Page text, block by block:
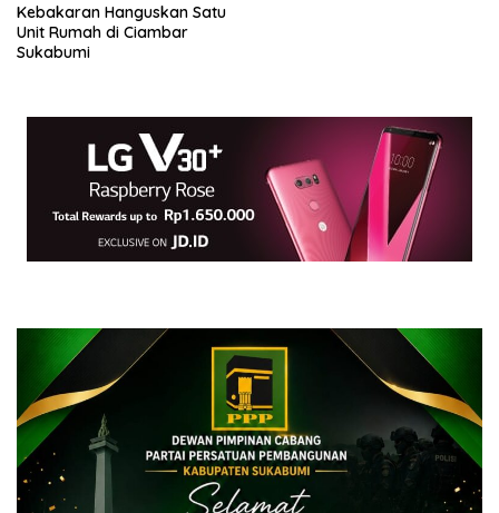
Kebakaran Hanguskan Satu
Unit Rumah di Ciambar
Sukabumi